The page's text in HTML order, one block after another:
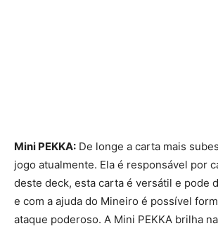
Mini PEKKA: De longe a carta mais
jogo atualmente. Ela é responsável por
deste deck, esta carta é versátil e pode
e com a ajuda do Mineiro é possível
ataque poderoso. A Mini PEKKA brilha